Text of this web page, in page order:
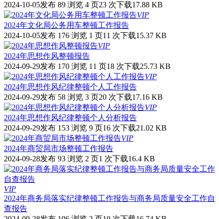
2024-10-05发布 89 浏览 4 页23 次下载17.88 KB
VIP
2024年文化局公务用车整顿工作报告
2024-10-05发布 176 浏览 1 页11 次下载15.37 KB
VIP
2024年思想作风整顿报告
2024-09-29发布 170 浏览 11 页18 次下载25.73 KB
VIP
2024年思想作风纪律整顿个人工作报告
2024-09-29发布 58 浏览 3 页20 次下载17.16 KB
VIP
2024年思想作风纪律整顿个人分析报告
2024-09-29发布 153 浏览 9 页16 次下载21.02 KB
VIP
2024年商贸局市场整顿工作报告
2024-09-28发布 93 浏览 2 页1 次下载16.4 KB
VIP
2024年商务局落实纪律整顿工作报告与商务局质量安全工作自
查报告